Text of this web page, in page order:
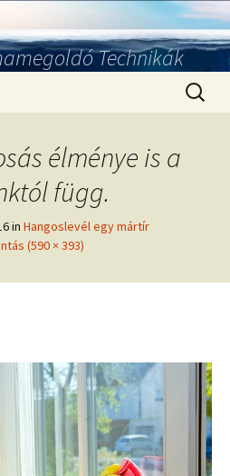
Technikák
élménye is a
függ.
in Hangoslevél egy mártír
(590 × 393)